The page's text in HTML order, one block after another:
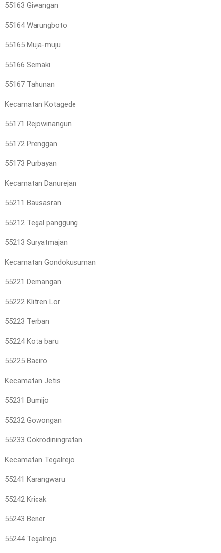
55163 Giwangan
55164 Warungboto
55165 Muja-muju
55166 Semaki
55167 Tahunan
Kecamatan Kotagede
55171 Rejowinangun
55172 Prenggan
55173 Purbayan
Kecamatan Danurejan
55211 Bausasran
55212 Tegal panggung
55213 Suryatmajan
Kecamatan Gondokusuman
55221 Demangan
55222 Klitren Lor
55223 Terban
55224 Kota baru
55225 Baciro
Kecamatan Jetis
55231 Bumijo
55232 Gowongan
55233 Cokrodiningratan
Kecamatan Tegalrejo
55241 Karangwaru
55242 Kricak
55243 Bener
55244 Tegalrejo